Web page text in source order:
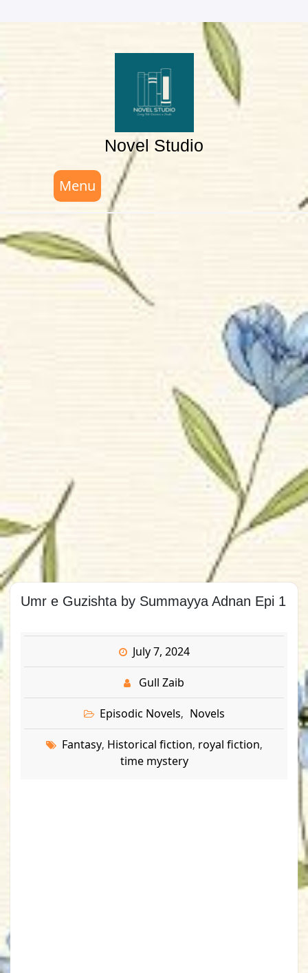
to
Novel Studio
Menu
Umr e Guzishta by Summayya Adnan Epi 1
July 7, 2024
Gull Zaib
Episodic Novels, Novels
Fantasy, Historical fiction, royal fiction,
time mystery